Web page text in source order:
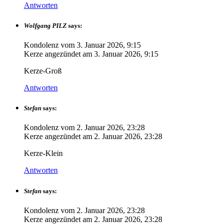
Antworten
Wolfgang PILZ says:
Kondolenz vom 3. Januar 2026, 9:15
Kerze angezündet am 3. Januar 2026, 9:15
Kerze-Groß
Antworten
Stefan says:
Kondolenz vom 2. Januar 2026, 23:28
Kerze angezündet am 2. Januar 2026, 23:28
Kerze-Klein
Antworten
Stefan says:
Kondolenz vom 2. Januar 2026, 23:28
Kerze angezündet am 2. Januar 2026, 23:28